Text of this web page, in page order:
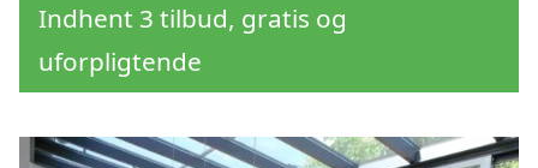
Indhent 3 tilbud, gratis og
uforpligtende